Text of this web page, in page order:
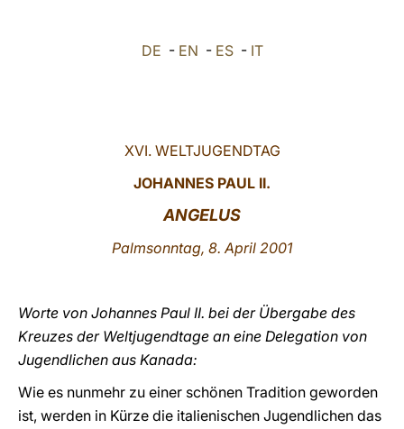
DE - EN - ES- IT
XVI. WELTJUGENDTAG
JOHANNES PAUL II.
ANGELUS
Palmsonntag, 8. April 2001
Worte von Johannes Paul II. bei der Übergabe des
Kreuzes der Weltjugendtage an eine Delegation von
Jugendlichen aus Kanada:
Wie es nunmehr zu einer schönen Tradition geworden
ist, werden in Kürze die italienischen Jugendlichen das